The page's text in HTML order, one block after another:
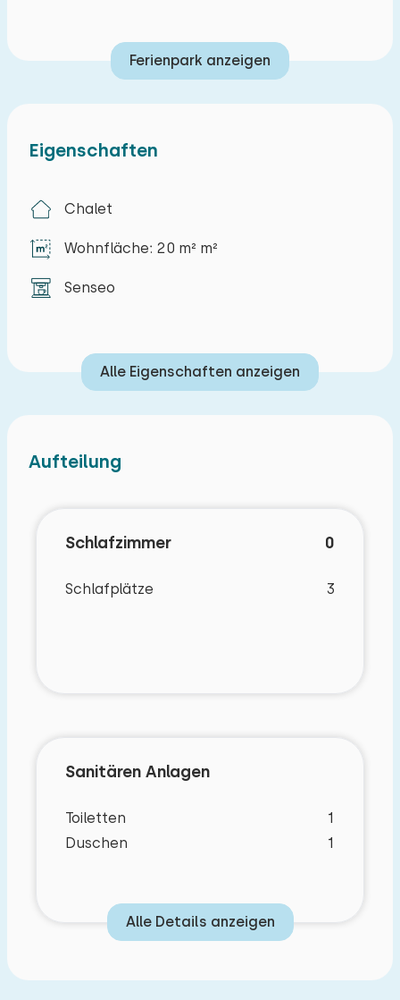
Kombimikrowelle und Kühlschrank. Es gibt keinen
Toilette, ein Waschbecken und eine Dusche. Es ist
können ein Auto in der Nähe der Unterkunft
parken. Das Studio hat auch eine kleine Terrasse.
Eigenschaften
Chalet
Wohnfläche: 20 m² m²
Senseo
Alle Eigenschaften anzeigen
Aufteilung
Schlafzimmer 0
Schlafplätze 3
Sanitären Anlagen
Toiletten
1
Duschen
1
Alle Details anzeigen
Ferienpark anzeigen